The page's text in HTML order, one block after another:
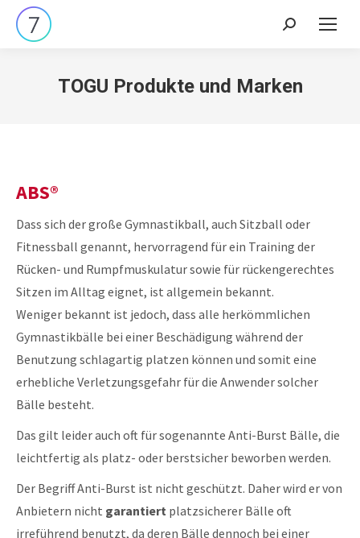
Search:
TOGU Produkte und Marken
ABS®
Dass sich der große Gymnastikball, auch Sitzball oder
Fitnessball genannt, hervorragend für ein Training der
Rücken- und Rumpfmuskulatur sowie für rückengerechtes
Sitzen im Alltag eignet, ist allgemein bekannt.
Weniger bekannt ist jedoch, dass alle herkömmlichen
Gymnastikbälle bei einer Beschädigung während der
Benutzung schlagartig platzen können und somit eine
erhebliche Verletzungsgefahr für die Anwender solcher
Bälle besteht.
Das gilt leider auch oft für sogenannte Anti-Burst Bälle, die
leichtfertig als platz- oder berstsicher beworben werden.
Der Begriff Anti-Burst ist nicht geschützt. Daher wird er von
Anbietern nicht garantiert platzsicherer Bälle oft
irreführend benutzt, da deren Bälle dennoch bei einer